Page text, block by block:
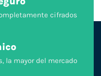
cifrados
la mayor del mercado